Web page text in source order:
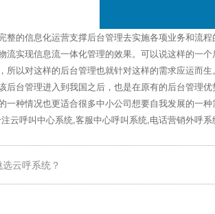
的信息化运营支撑后台管理去实施各项业务和流程
实现信息流一体化管理的效果。可以说这样的一
以对这样的后台管理也就针对这样的需求应运而生
台管理进入到我国之后，也是在原有的后台管
种情况也更适合很多中小公司想要自我发展的一种
呼叫中心系统,客服中心呼叫系统,电话营销外呼系
云呼系统？